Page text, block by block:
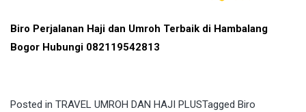
Biro Perjalanan Haji dan Umroh Terbaik di Hambalang
Bogor Hubungi 082119542813
Posted in TRAVEL UMROH DAN HAJI PLUSTagged Biro